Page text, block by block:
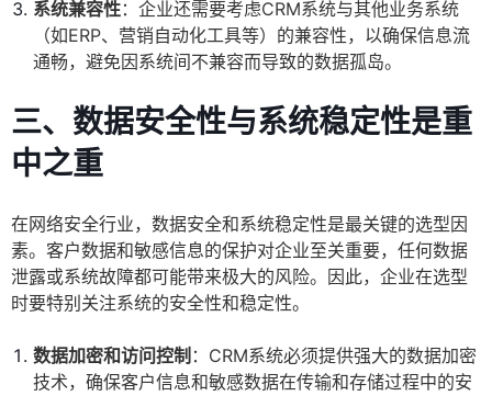
系统兼容性：企业还需要考虑CRM系统与其他业务系统
（如ERP、营销自动化工具等）的兼容性，以确保信息流
通畅，避免因系统间不兼容而导致的数据孤岛。
三、数据安全性与系统稳定性是重
中之重
在网络安全行业，数据安全和系统稳定性是最关键的选型因
素。客户数据和敏感信息的保护对企业至关重要，任何数据
泄露或系统故障都可能带来极大的风险。因此，企业在选型
时要特别关注系统的安全性和稳定性。
数据加密和访问控制 ：CRM系统必须提供强大的数据加密
技术，确保客户信息和敏感数据在传输和存储过程中的安